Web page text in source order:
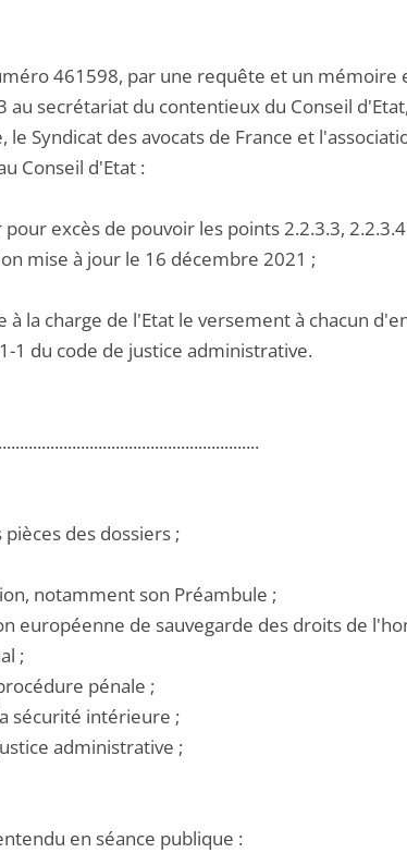
461598, par une requête et un
au secrétariat du contentieux du Conseil
le Syndicat des avocats de France et
Conseil d'Etat :
pour excès de pouvoir les points 2.2.3.3,
mise à jour le 16 décembre 2021 ;
à la charge de l'Etat le versement à chacun
1 du code de justice administrative.
des dossiers ;
notamment son Préambule ;
européenne de sauvegarde des droits de
;
pénale ;
sécurité intérieure ;
administrative ;
en séance publique :